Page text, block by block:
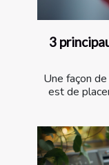
3
Une façon
est de